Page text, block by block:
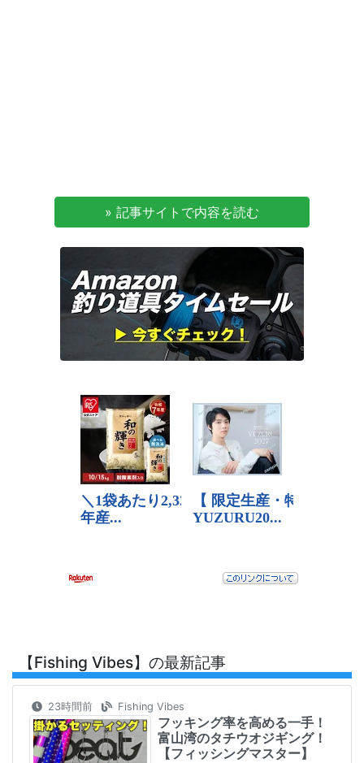
» 記事サイトで内容を読む
【Fishing Vibes】の最新記事
23時間前 Fishing Vibes
フッキング率を高める一手！
富山湾のタチウオジギング！
【フィッシングマスター】